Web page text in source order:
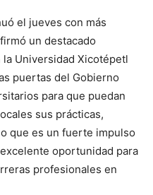
el jueves con más
un destacado
Universidad Xicotépetl
puertas del Gobierno
para que puedan
sus prácticas,
que es un fuerte impulso
oportunidad para
profesionales en